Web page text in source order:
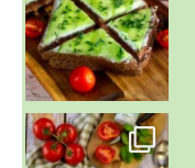
~ SALADE DE PÂTES AUX DEUX TOMATES THON ET BURRA